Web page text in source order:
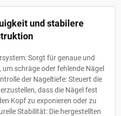
und stabilere
Sorgt für genaue und
schräge oder fehlende Nägel
der Nageltiefe: Steuert die
dass die Nägel fest
Kopf zu exponieren oder zu
Stabilität: Die hergestellten